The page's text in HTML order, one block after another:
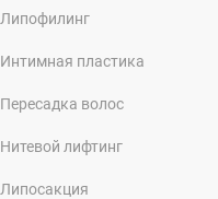
Липофилинг
Интимная пластика
Пересадка волос
Нитевой лифтинг
Липосакция